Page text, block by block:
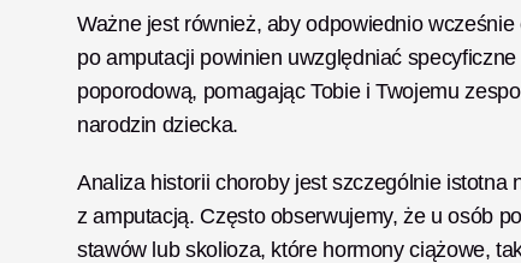
Ważne jest również, aby odpowiednio
po amputacji powinien uwzględniać
poporodową, pomagając Tobie i Twojemu
narodzin dziecka.
Analiza historii choroby jest szczególnie
z amputacją. Często obserwujemy, że u osób
stawów lub skolioza, które hormony ciążowe,